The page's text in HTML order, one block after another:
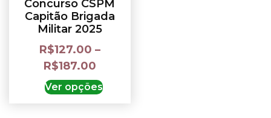
Concurso CSPM
Capitão Brigada
Militar 2025
R$127.00 –
R$187.00
Ver opções